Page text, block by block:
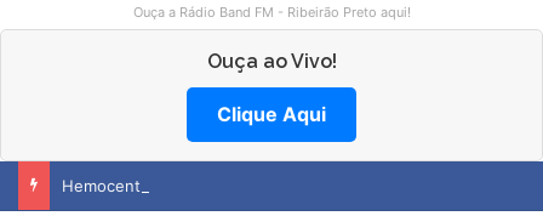
Ouça a Rádio Band FM - Ribeirão Preto aqui!
Ouça ao Vivo!
Clique Aqui
Hemocentro abre vagas na região